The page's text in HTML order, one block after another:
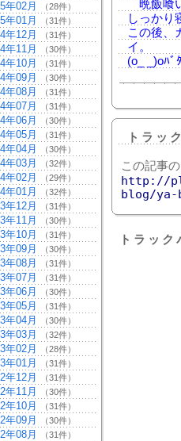
年02月 （28件）
年01月 （31件）
年12月 （31件）
年11月 （30件）
年10月 （31件）
年09月 （30件）
年08月 （31件）
年07月 （31件）
年06月 （30件）
年05月 （31件）
年04月 （30件）
年03月 （32件）
年02月 （29件）
年01月 （32件）
年12月 （31件）
年11月 （30件）
年10月 （31件）
年09月 （30件）
年08月 （31件）
年07月 （31件）
年06月 （30件）
年05月 （31件）
年04月 （30件）
年03月 （32件）
年02月 （28件）
年01月 （31件）
年12月 （31件）
年11月 （30件）
年10月 （31件）
年09月 （30件）
年08月 （31件）
晩飯喰
しっかり
この後、
イ。
(o_ _)oﾊﾞ
トラッ
この記事
http://
blog/
トラッ